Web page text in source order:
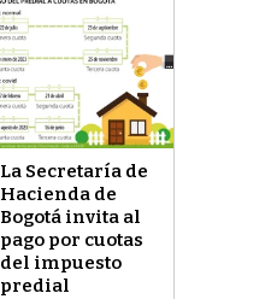
La Secretaría de
Hacienda de
Bogotá invita al
pago por cuotas
del impuesto
predial